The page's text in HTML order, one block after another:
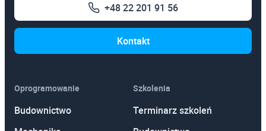
Autodesk Revit Architecture
+48 22 201 91 56
Kontakt
Oprogramowanie
Budownictwo
Szkolenia
Terminarz szkoleń